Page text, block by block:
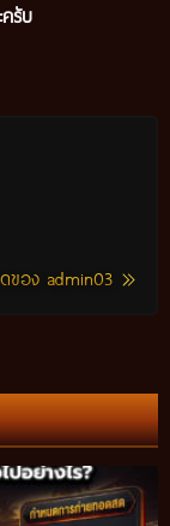
ครับ
ของ admin03